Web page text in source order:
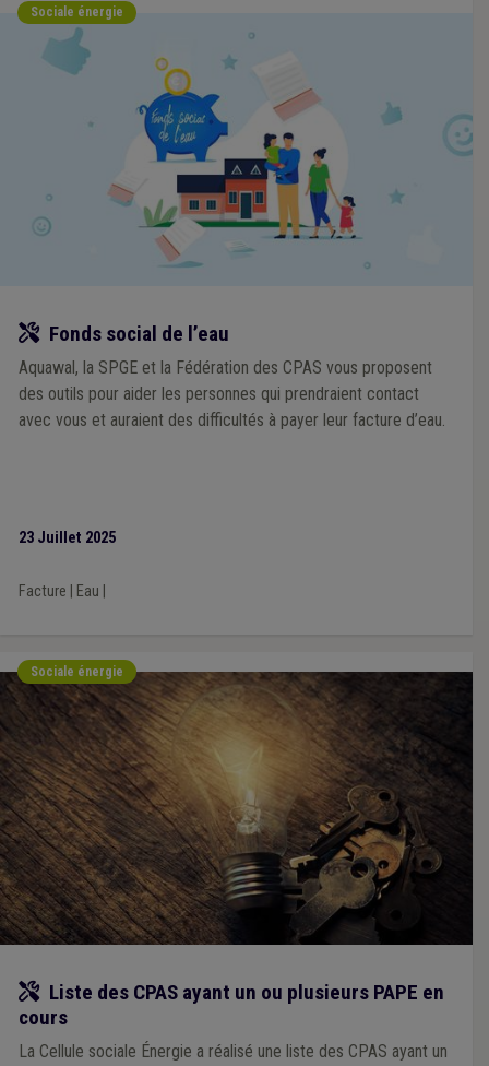
Sociale énergie
Outil
Fonds social de l’eau
Aquawal, la SPGE et la Fédération des CPAS vous proposent
des outils pour aider les personnes qui prendraient contact
avec vous et auraient des difficultés à payer leur facture d’eau.
23 Juillet 2025
Facture Eau
Sociale énergie
Outil
Liste des CPAS ayant un ou plusieurs PAPE en
cours
La Cellule sociale Énergie a réalisé une liste des CPAS ayant un